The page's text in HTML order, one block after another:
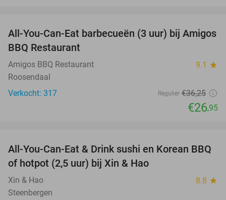
26%
All-You-Can-Eat barbecueën (3 uur) bij Amigos
BBQ Restaurant
Amigos BBQ Restaurant 9.1 star
Roosendaal
Verkocht: 317
Regulier €36,25
€26,95
20%
All-You-Can-Eat & Drink sushi en Korean BBQ
of hotpot (2,5 uur) bij Xin & Hao
Xin & Hao 8.8 star
Steenbergen